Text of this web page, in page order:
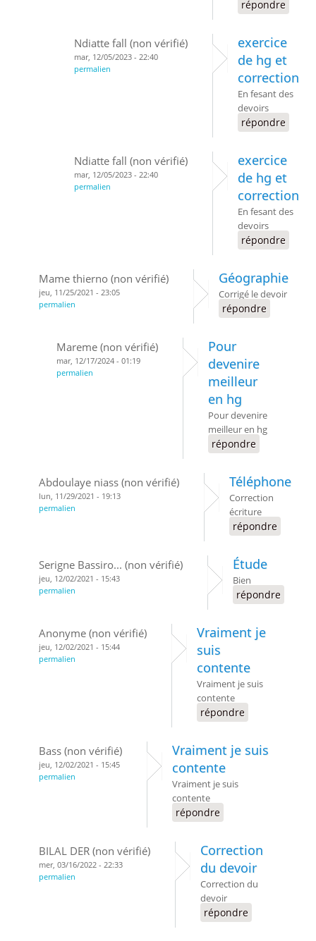
répondre
Ndiatte fall (non vérifié)
mar, 12/05/2023 - 22:40
permalien
exercice
de hg et
correction
En fesant des
devoirs
répondre
Ndiatte fall (non vérifié)
mar, 12/05/2023 - 22:40
permalien
exercice
de hg et
correction
En fesant des
devoirs
répondre
Mame thierno (non vérifié)
jeu, 11/25/2021 - 23:05
permalien
Géographie
Corrigé le devoir
répondre
Mareme (non vérifié)
mar, 12/17/2024 - 01:19
permalien
Pour
devenire
meilleur
en hg
Pour devenire
meilleur en hg
répondre
Abdoulaye niass (non vérifié)
lun, 11/29/2021 - 19:13
permalien
Téléphone
Correction
écriture
répondre
Serigne Bassiro... (non vérifié)
jeu, 12/02/2021 - 15:43
permalien
Étude
Bien
répondre
Anonyme (non vérifié)
jeu, 12/02/2021 - 15:44
permalien
Vraiment je
suis
contente
Vraiment je suis
contente
répondre
Bass (non vérifié)
jeu, 12/02/2021 - 15:45
permalien
Vraiment je suis
contente
Vraiment je suis
contente
répondre
BILAL DER (non vérifié)
mer, 03/16/2022 - 22:33
permalien
Correction
du devoir
Correction du
devoir
répondre